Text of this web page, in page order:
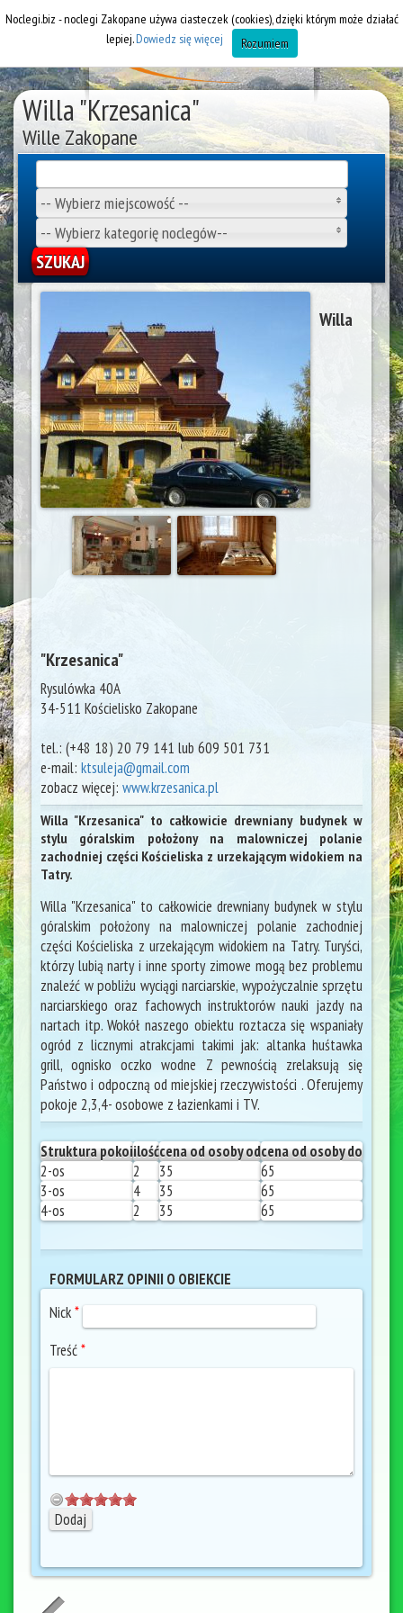
Willa "Krzesanica"
Wille Zakopane
-- Wybierz miejscowość --
-- Wybierz kategorię noclegów--
Willa
"Krzesanica"
Rysulówka 40A
34-511 Kościelisko Zakopane
tel.: (+48 18) 20 79 141 lub 609 501 731
e-mail: ktsuleja@gmail.com
zobacz więcej: www.krzesanica.pl
Willa "Krzesanica" to całkowicie drewniany budynek w
stylu góralskim położony na malowniczej polanie
zachodniej części Kościeliska z urzekającym widokiem na
Tatry.
Willa "Krzesanica" to całkowicie drewniany budynek w stylu
góralskim położony na malowniczej polanie zachodniej
części Kościeliska z urzekającym widokiem na Tatry. Turyści,
którzy lubią narty i inne sporty zimowe mogą bez problemu
znaleźć w pobliżu wyciągi narciarskie, wypożyczalnie sprzętu
narciarskiego oraz fachowych instruktorów nauki jazdy na
nartach itp. Wokół naszego obiektu roztacza się wspaniały
ogród z licznymi atrakcjami takimi jak: altanka huśtawka
grill, ognisko oczko wodne Z pewnością zrelaksują się
Państwo i odpoczną od miejskiej rzeczywistości . Oferujemy
pokoje 2,3,4- osobowe z łazienkami i TV.
Struktura pokoiilośćcena od osoby odcena od osoby do
2-os
2 35
65
3-os
4 35
65
4-os
2 35 65
FORMULARZ OPINII O OBIEKCIE
Nick*
Treść*
Noclegi.biz - noclegi Zakopane używa ciasteczek (cookies), dzięki którym może działać
lepiej.Dowiedz się więcej Rozumiem